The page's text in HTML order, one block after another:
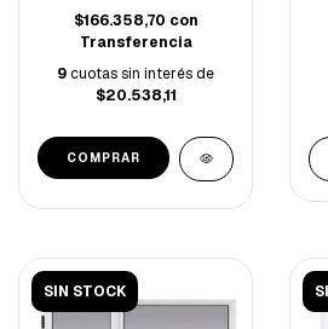
$166.358,70 con
Transferencia
9cuotas sin interés de
$20.538,11
SIN STOCK